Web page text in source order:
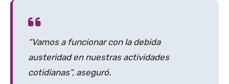
“Vamos a funcionar con la debida
austeridad en nuestras actividades
cotidianas”, aseguró.